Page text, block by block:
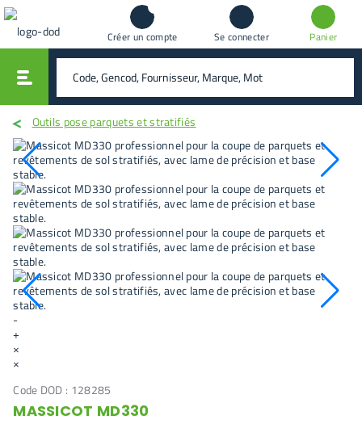
Créer un compte Se connecter Panier
rechercher
Outils pose parquets et stratifiés
-
+
×
×
Code DOD : 128285
MASSICOT MD330